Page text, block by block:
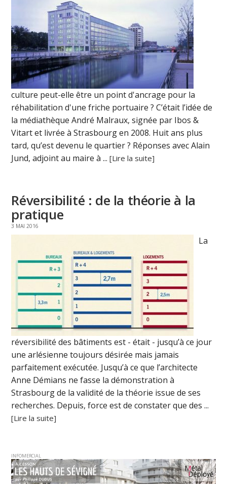
culture peut-elle être un point d'ancrage pour la
réhabilitation d'une friche portuaire ? C’était l’idée de
la médiathèque André Malraux, signée par Ibos &
Vitart et livrée à Strasbourg en 2008. Huit ans plus
tard, qu’est devenu le quartier ? Réponses avec Alain
Jund, adjoint au maire à ...[Lire la suite]
Réversibilité : de la théorie à la
pratique
3 MAI 2016
La
réversibilité des bâtiments est - était - jusqu’à ce jour
une arlésienne toujours désirée mais jamais
parfaitement exécutée. Jusqu’à ce que l’architecte
Anne Démians ne fasse la démonstration à
Strasbourg de la validité de la théorie issue de ses
recherches. Depuis, force est de constater que des ...
[Lire la suite]
INFOMERCIAL